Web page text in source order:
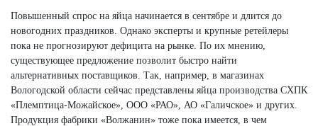
Повышенный спрос на яйца начинается в сентябре и длится до
новогодних праздников. Однако эксперты и крупные ретейлеры
пока не прогнозируют дефицита на рынке. По их мнению,
существующее предложение позволит быстро найти
альтернативных поставщиков. Так, например, в магазинах
Вологодской области сейчас представлены яйца производства СХПК
«Племптица-Можайское», ООО «РАО», АО «Галичское» и других.
Продукция фабрики «Волжанин» тоже пока имеется, в чем